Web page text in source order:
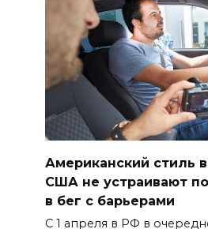
Американский стиль
США не устраивают
в бег с барьерами
С 1 апреля в РФ в